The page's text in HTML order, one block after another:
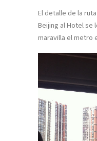
El detalle de la
Beijing al Hotel se
maravilla el metro